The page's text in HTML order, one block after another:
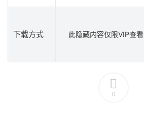
下载方式 此隐藏内容仅限VIP查看
0